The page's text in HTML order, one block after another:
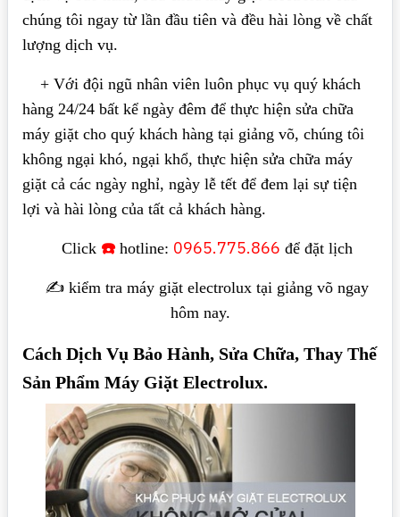
chúng tôi ngay từ lần đầu tiên và đều hài lòng về chất
lượng dịch vụ.
+ Với đội ngũ nhân viên luôn phục vụ quý khách
hàng 24/24 bất kể ngày đêm để thực hiện sửa chữa
máy giặt cho quý khách hàng tại giảng võ, chúng tôi
không ngại khó, ngại khổ, thực hiện sửa chữa máy
giặt cả các ngày nghỉ, ngày lễ tết để đem lại sự tiện
lợi và hài lòng của tất cả khách hàng.
Click ☎️hotline: 0965.775.866 để đặt lịch
✍️ kiểm tra máy giặt electrolux tại giảng võ ngay
hôm nay.
Cách Dịch Vụ Bảo Hành, Sửa Chữa, Thay Thế
Sản Phẩm Máy Giặt Electrolux.